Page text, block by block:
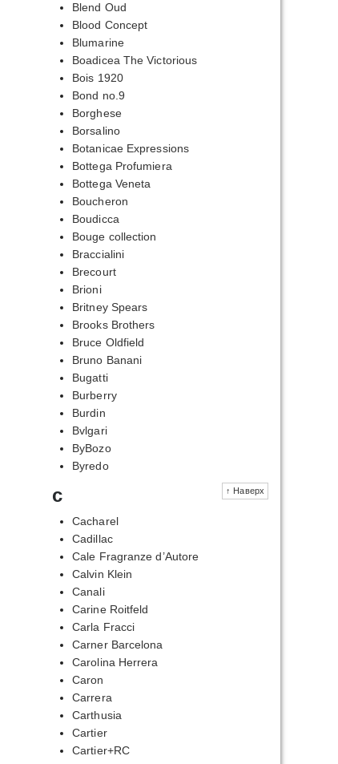
Blend Oud
Blood Concept
Blumarine
Boadicea The Victorious
Bois 1920
Bond no.9
Borghese
Borsalino
Botanicae Expressions
Bottega Profumiera
Bottega Veneta
Boucheron
Boudicca
Bouge collection
Braccialini
Brecourt
Brioni
Britney Spears
Brooks Brothers
Bruce Oldfield
Bruno Banani
Bugatti
Burberry
Burdin
Bvlgari
ByBozo
Byredo
↑ Наверх
c
Cacharel
Cadillac
Cale Fragranze d’Autore
Calvin Klein
Canali
Carine Roitfeld
Carla Fracci
Carner Barcelona
Carolina Herrera
Caron
Carrera
Carthusia
Cartier
Cartier+RC